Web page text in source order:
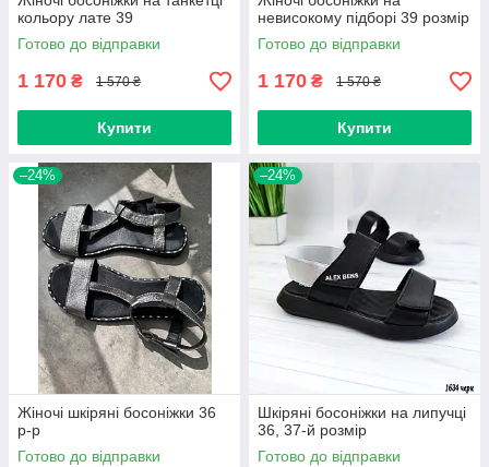
кольору лате 39
Готово до відправки
1 170 ₴ 1 570 ₴
Купити
невисокому підборі 39 розмір
Готово до відправки
1 170 ₴ 1 570 ₴
Купити
–24%
Жіночі шкіряні босоніжки 36
р-р
Готово до відправки
–24%
Шкіряні босоніжки на липучці
36, 37-й розмір
Готово до відправки